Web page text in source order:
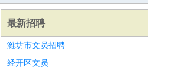
最新招聘
潍坊市文员招聘
经开区文员